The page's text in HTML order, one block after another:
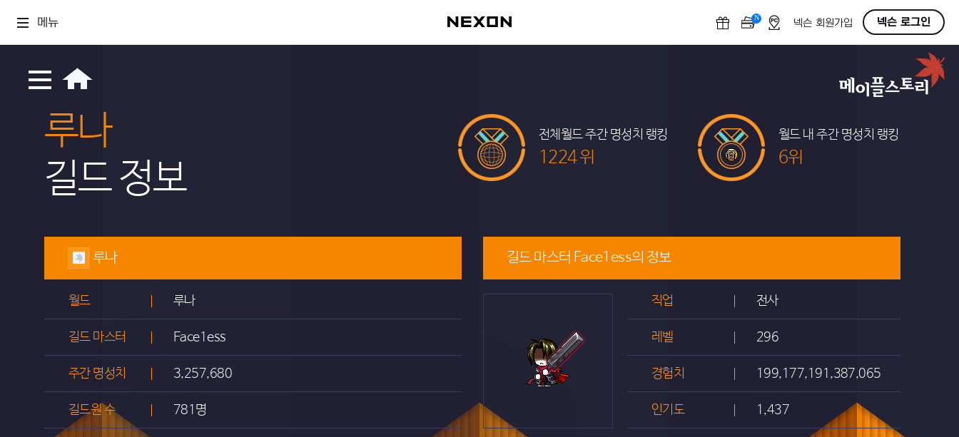
메뉴 N OFF넥슨 회원가입 넥슨 로그인
루나
길드 정보
전체월드 주간 명성치 랭킹
1224 위
월드 내 주간 명성치 랭킹
6위
루나
월드 루나
길드 마스터 Face1ess
주간 명성치 3,257,680
길드원 수 781명
길드 마스터 Face1ess의 정보
직업 전사
레벨 296
경험치 199,177,191,387,065
인기도 1,437